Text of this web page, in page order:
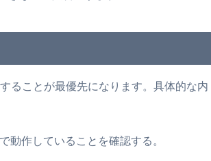
ることが最優先になります。具体的な内
動作していることを確認する。